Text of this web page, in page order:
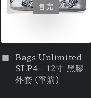
售完
Bags Unlimited
SLP4 - 12寸 黑膠
外套 (單購)